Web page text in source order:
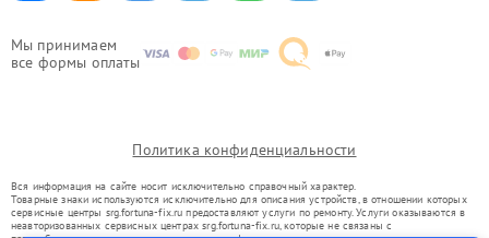
Мы принимаем
все формы оплаты
Политика конфиденциальности
Вся информация на сайте носит исключительно справочный характер.
Товарные знаки используются исключительно для описания устройств, в отношении которых
сервисные центры srg.fortuna-fix.ru предоставляют услуги по ремонту. Услуги оказываются в
неавторизованных сервисных центрах srg.fortuna-fix.ru, которые не связаны с